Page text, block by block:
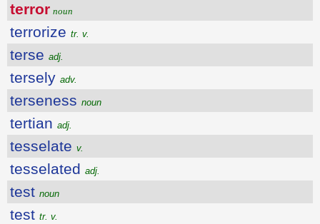
terror noun
terrorize tr. v.
terse adj.
tersely adv.
terseness noun
tertian adj.
tesselate v.
tesselated adj.
test noun
test tr. v.